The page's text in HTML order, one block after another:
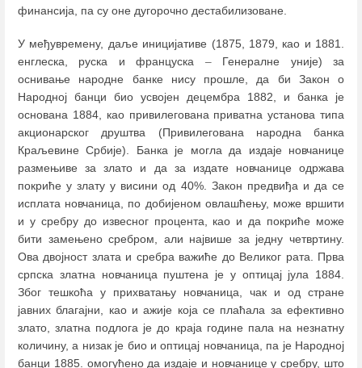
финансија, па су оне дугорочно дестабилизоване.
У међувремену, даље иницијативе (1875, 1879, као и 1881.
енглеска, руска и француска –Генералне уније) за
оснивање народне банке нису прошле, да би Закон о
Народној банци био усвојен децембра 1882, и банка је
основана 1884, као привилегована приватна установа типа
акционарског друштва (Привилегована народна банка
Краљевине Србије). Банка је могла да издаје новчанице
размењиве за злато и да за издате новчанице одржава
покриће у злату у висини од 40%. Закон предвиђа и да се
исплата новчаница, по добијеном овлашћењу, може вршити
и у сребру до извесног процента, као и да покриће може
бити замењено сребром, али највише за једну четвртину.
Ова двојност злата и сребра важиће до Великог рата. Прва
српска златна новчаница пуштена је у оптицај јула 1884.
Због тешкоћа у прихватању новчаница, чак и од стране
јавних благајни, као и ажије која се плаћала за ефективно
злато, златна подлога је до краја године пала на незнатну
количину, а низак је био и оптицај новчаница, па је Народној
банци 1885. омогућено да издаје и новчанице у сребру, што